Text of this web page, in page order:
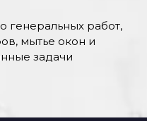
генеральных работ,
мытье окон и
задачи